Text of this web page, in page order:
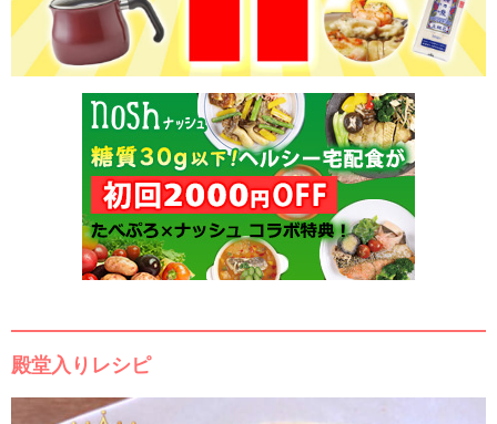
殿堂入りレシピ